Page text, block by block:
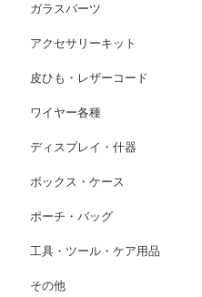
ガラスパーツ
アクセサリーキット
皮ひも・レザーコード
ワイヤー各種
ディスプレイ・什器
ボックス・ケース
ポーチ・バッグ
工具・ツール・ケア用品
その他